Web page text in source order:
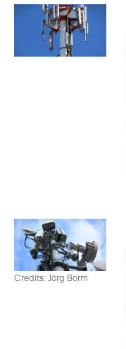
Credits: Jörg Borm